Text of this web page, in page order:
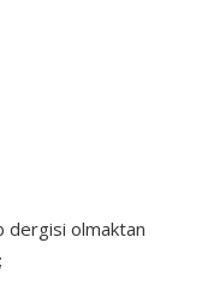
dergisi olmaktan